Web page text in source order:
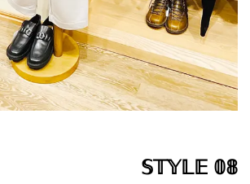
𝕊𝕋𝕐𝕃𝔼 𝟘𝟠